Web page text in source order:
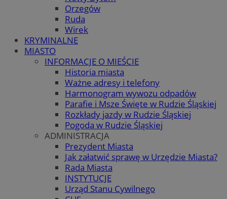
Orzegów
Ruda
Wirek
KRYMINALNE
MIASTO
INFORMACJE O MIEŚCIE
Historia miasta
Ważne adresy i telefony
Harmonogram wywozu odpadów
Parafie i Msze Święte w Rudzie Śląskiej
Rozkłady jazdy w Rudzie Śląskiej
Pogoda w Rudzie Śląskiej
ADMINISTRACJA
Prezydent Miasta
Jak załatwić sprawę w Urzędzie Miasta?
Rada Miasta
INSTYTUCJE
Urząd Stanu Cywilnego